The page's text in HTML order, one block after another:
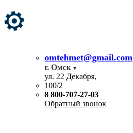
omtehmet@gmail.com
г. Омск
ул. 22 Декабря,
100/2
8 800-707-27-03
Обратный звонок